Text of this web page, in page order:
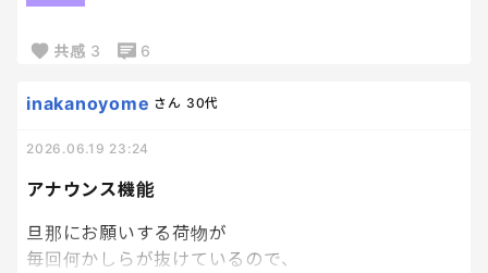
小学生なんだから孫たちに開封させてくださいね！
マが全部食べちゃったと聞いて残念でした！笑」
が言うかなと、ほんとグループLINEなのに一言も二
言も多いな…と、返信せず放置。
共感 3 6
アナウンス機能
inakanoyome さん 30代
2026.06.19 23:24
旦那にお願いする荷物が
毎回何かしらが抜けているので、